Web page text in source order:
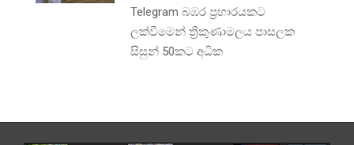
Telegram බඹර ප්‍රහාරයකට
ලක්වීමෙන් ත්‍රිකුණාමලය පාසලක
සිසුන් 50කට අධික